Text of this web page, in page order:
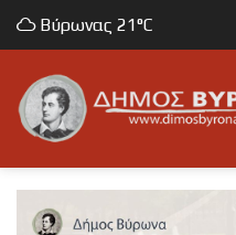
Βύρωνας 21°C